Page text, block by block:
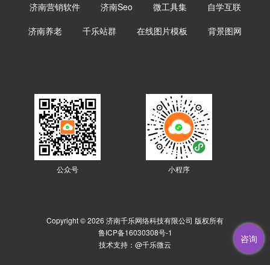
济南营销软件
济南Seo 微工具集
自学互联
济南养老
千乐站群 在线图片模板 背景图网
公众号 小程序
Copyright © 2026 济南千乐网络科技有限公司 版权所有
鲁ICP备16030308号-1
技术支持： @千乐微云 咨询